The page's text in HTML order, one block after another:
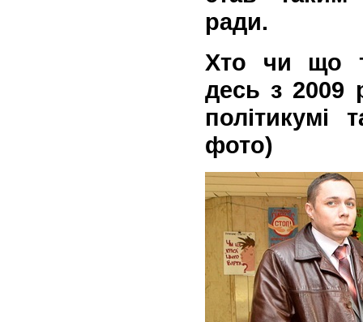
ради.
Хто чи що
десь з 2009
політикумі
фото)